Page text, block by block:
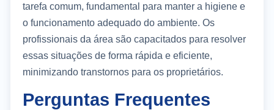
tarefa comum, fundamental para manter a higiene e
o funcionamento adequado do ambiente. Os
profissionais da área são capacitados para resolver
essas situações de forma rápida e eficiente,
minimizando transtornos para os proprietários.
Perguntas Frequentes